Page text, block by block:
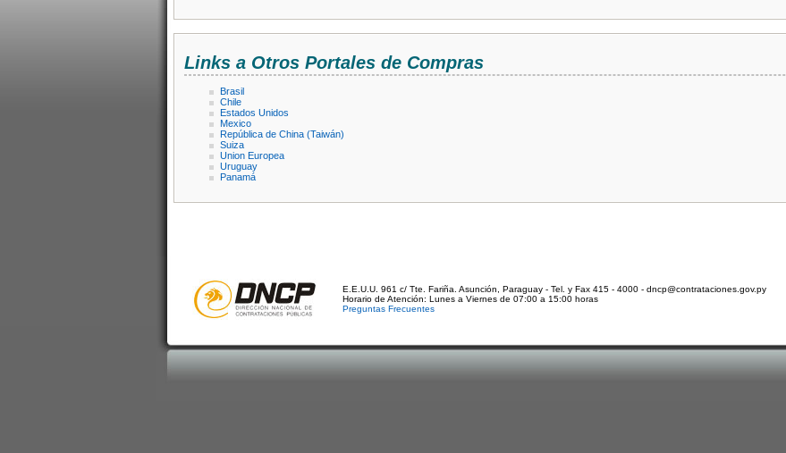
Links a Otros Portales de Compras
Brasil
Chile
Estados Unidos
Mexico
República de China (Taiwán)
Suiza
Union Europea
Uruguay
Panamá
E.E.U.U. 961 c/ Tte. Fariña. Asunción, Paraguay - Tel. y Fax 415 - 4000 - dncp@contrataciones.gov.py
Horario de Atención: Lunes a Viernes de 07:00 a 15:00 horas
Preguntas Frecuentes